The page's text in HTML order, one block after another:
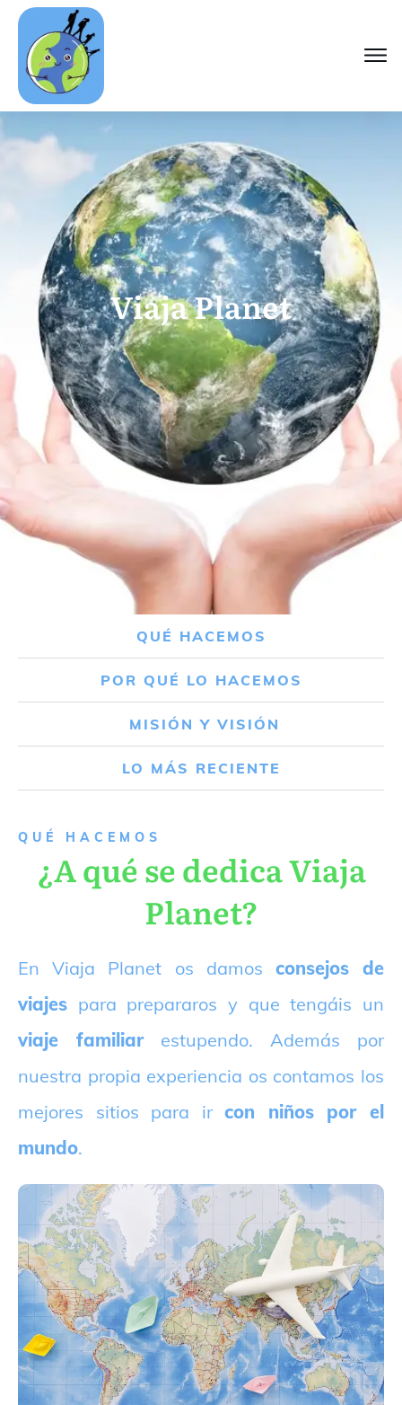
Viaja Planet
QUÉ HACEMOS
POR QUÉ LO HACEMOS
MISIÓN Y VISIÓN
LO MÁS RECIENTE
QUÉ HACEMOS
¿A qué se dedica Viaja
Planet?
En Viaja Planet os damos consejos de
viajes para prepararos y que tengáis un
viaje familiarestupendo. Además por
nuestra propia experiencia os contamos los
mejores sitios para ircon niños por el
mundo.